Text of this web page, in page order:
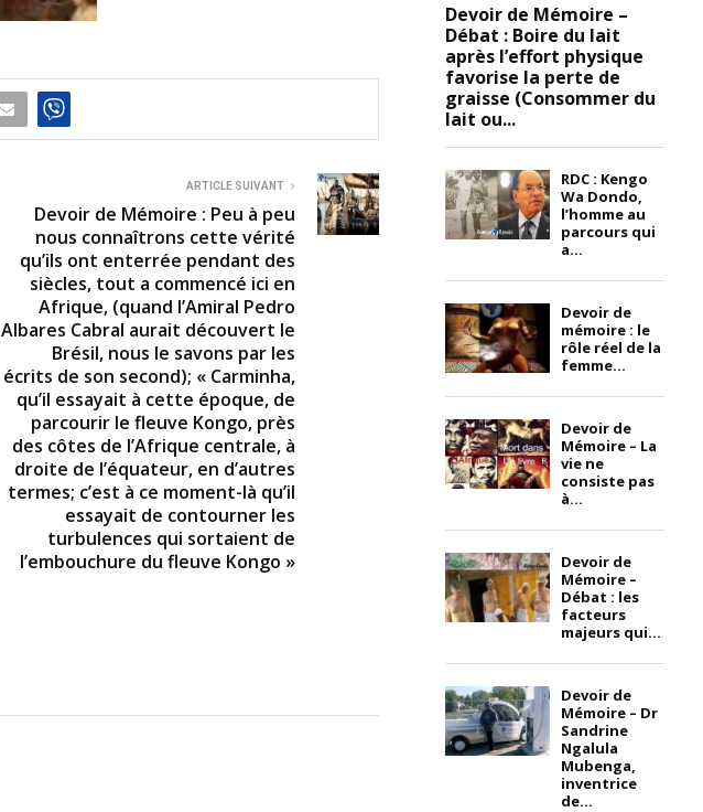
ARTICLE SUIVANT
Devoir de Mémoire : Peu à peu
nous connaîtrons cette vérité
qu’ils ont enterrée pendant des
siècles, tout a commencé ici en
Afrique, (quand l’Amiral Pedro
Albares Cabral aurait découvert le
Brésil, nous le savons par les
écrits de son second); « Carminha,
qu’il essayait à cette époque, de
parcourir le fleuve Kongo, près
des côtes de l’Afrique centrale, à
droite de l’équateur, en d’autres
termes; c’est à ce moment-là qu’il
essayait de contourner les
turbulences qui sortaient de
l’embouchure du fleuve Kongo »
Devoir de Mémoire –
Débat : Boire du lait
après l’effort physique
favorise la perte de
graisse (Consommer du
lait ou...
RDC : Kengo
Wa Dondo,
l’homme au
parcours qui
a...
Devoir de
mémoire : le
rôle réel de la
femme...
Devoir de
Mémoire – La
vie ne
consiste pas
à...
Devoir de
Mémoire –
Débat : les
facteurs
majeurs qui...
Devoir de
Mémoire – Dr
Sandrine
Ngalula
Mubenga,
inventrice
de...